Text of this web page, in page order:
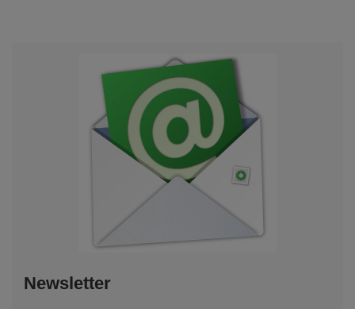
Newsletter